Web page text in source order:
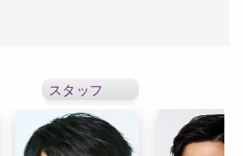
スタッフ